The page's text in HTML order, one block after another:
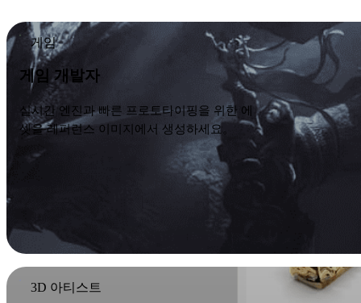
게임
게임 개발자
실시간 엔진과 빠른 프로토타이핑을 위한 에
셋을 레퍼런스 이미지에서 생성하세요。
3D 아티스트